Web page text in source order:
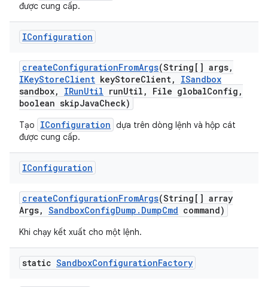
được cung cấp.
IConfiguration
createConfigurationFromArgs(String[] args,
IKeyStoreClient keyStoreClient,
ISandbox
sandbox, IRunUtil runUtil , File globalConfig ,
boolean skipJavaCheck)
Tạo IConfiguration dựa trên dòng lệnh và hộp cát
được cung cấp.
IConfiguration
createConfigurationFromArgs(String[] array
Args, SandboxConfigDump . DumpCmd command)
Khi chạy kết xuất cho một lệnh.
static SandboxConfigurationFactory